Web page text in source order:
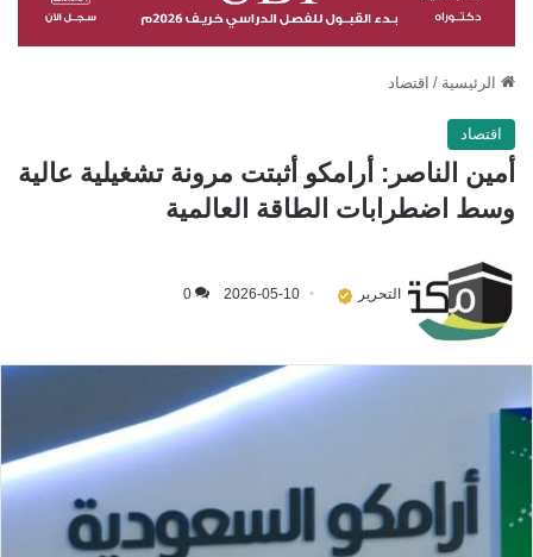
الرئيسية / اقتصاد
اقتصاد
أمين الناصر: أرامكو أثبتت مرونة تشغيلية عالية
وسط اضطرابات الطاقة العالمية
التحرير 2026-05-10
0